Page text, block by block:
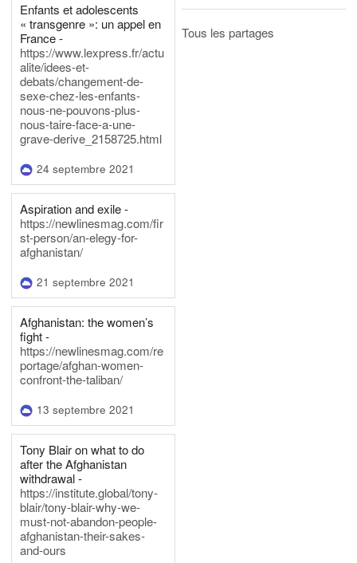
Enfants et adolescents
« transgenre »: un appel en
France -
https://www.lexpress.fr/actu
alite/idees-et-
debats/changement-de-
sexe-chez-les-enfants-
nous-ne-pouvons-plus-
nous-taire-face-a-une-
grave-derive_2158725.html
24 septembre 2021
Aspiration and exile -
https://newlinesmag.com/fir
st-person/an-elegy-for-
afghanistan/
21 septembre 2021
Afghanistan: the women’s
fight -
https://newlinesmag.com/re
portage/afghan-women-
confront-the-taliban/
13 septembre 2021
Tony Blair on what to do
after the Afghanistan
withdrawal -
https://institute.global/tony-
blair/tony-blair-why-we-
must-not-abandon-people-
afghanistan-their-sakes-
and-ours
Tous les partages